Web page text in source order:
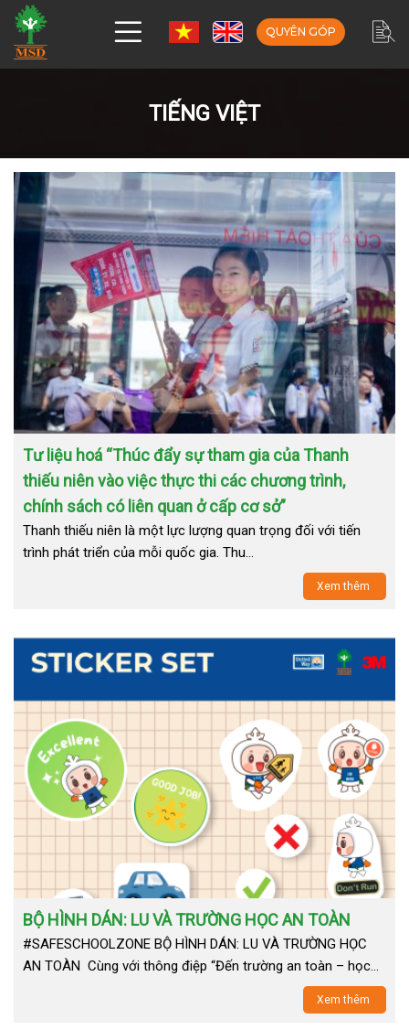
QUYÊN GÓP
TIẾNG VIỆT
Tư liệu hoá “Thúc đẩy sự tham gia của Thanh
thiếu niên vào việc thực thi các chương trình,
chính sách có liên quan ở cấp cơ sở”
Thanh thiếu niên là một lực lượng quan trọng đối với tiến
trình phát triển của mỗi quốc gia. Thu…
Xem thêm
BỘ HÌNH DÁN: LU VÀ TRƯỜNG HỌC AN TOÀN
#SAFESCHOOLZONE BỘ HÌNH DÁN: LU VÀ TRƯỜNG HỌC
AN TOÀN Cùng với thông điệp “Đến trường an toàn – học…
Xem thêm